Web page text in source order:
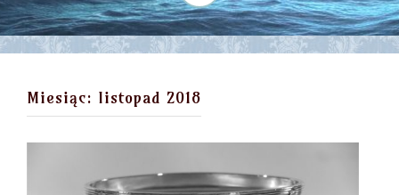
Miesiąc: listopad 2018